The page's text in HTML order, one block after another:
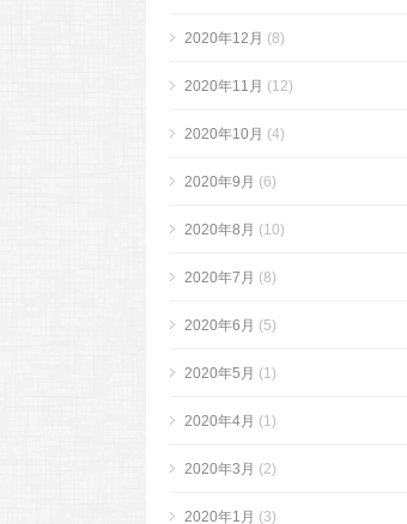
2020年12月 (8)
2020年11月 (12)
2020年10月 (4)
2020年9月 (6)
2020年8月 (10)
2020年7月 (8)
2020年6月 (5)
2020年5月 (1)
2020年4月 (1)
2020年3月 (2)
2020年1月 (3)